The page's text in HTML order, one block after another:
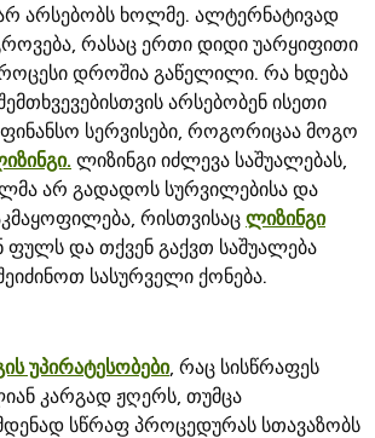
არსებობს ხოლმე. ალტერნატივად
რასაც ერთი დიდი უარყიფითი
დროშია გაწელილი. რა ხდება
არსებობენ ისეთი
სერვისები, როგორიცაა მოგო
ლიზინგი იძლევა საშუალებას,
არ გადადოს სურვილებისა და
რისთვისაც ლიზინგი
და თქვენ გაქვთ საშუალება
სასურველი ქონება.
უპირატესობები, რაც სისწრაფეს
კარგად ჟღერს, თუმცა
სწრაფ პროცედურას სთავაზობს